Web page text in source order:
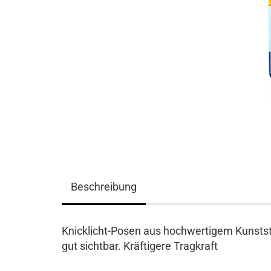
Beschreibung
Knicklicht-Posen aus hochwertigem
gut sichtbar. Kräftigere Tragkraft